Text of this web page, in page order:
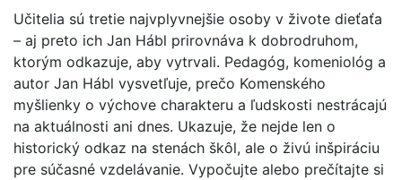
Učitelia sú tretie najvplyvnejšie osoby v živote dieťaťa
– aj preto ich Jan Hábl prirovnáva k dobrodruhom,
ktorým odkazuje, aby vytrvali. Pedagóg, komeniológ a
autor Jan Hábl vysvetľuje, prečo Komenského
myšlienky o výchove charakteru a ľudskosti nestrácajú
na aktuálnosti ani dnes. Ukazuje, že nejde len o
historický odkaz na stenách škôl, ale o živú inšpiráciu
pre súčasné vzdelávanie. Vypočujte alebo prečítajte si